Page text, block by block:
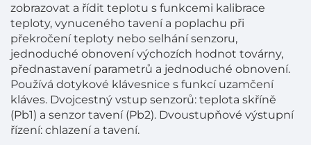
zobrazovat a řídit teplotu s funkcemi kalibrace
teploty, vynuceného tavení a poplachu při
překročení teploty nebo selhání senzoru,
jednoduché obnovení výchozích hodnot továrny,
přednastavení parametrů a jednoduché obnovení.
Používá dotykové klávesnice s funkcí uzamčení
kláves. Dvojcestný vstup senzorů: teplota skříně
(Pb1) a senzor tavení (Pb2). Dvoustupňové výstupní
řízení: chlazení a tavení.